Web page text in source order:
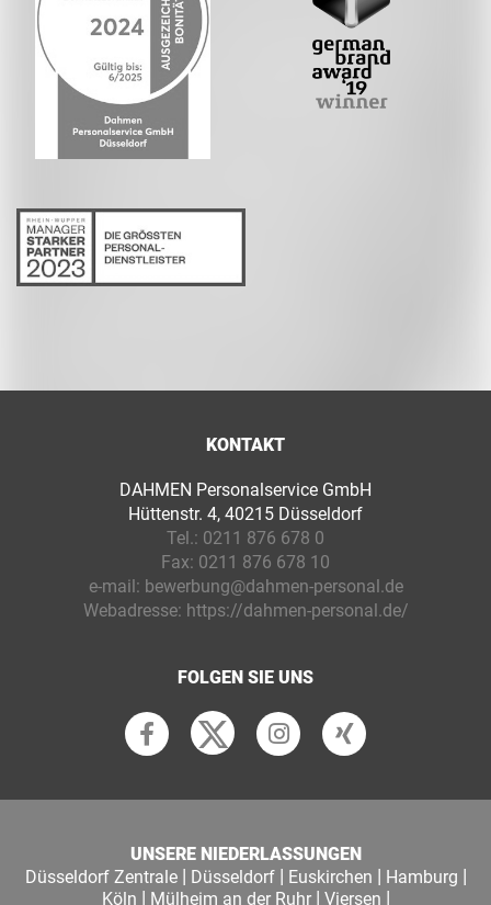
KONTAKT
DAHMEN Personalservice GmbH
Hüttenstr. 4, 40215 Düsseldorf
Tel.: 0211 876 678 0
Fax: 0211 876 678 10
e-mail: bewerbung@dahmen-personal.de
Webadresse: https://dahmen-personal.de/
FOLGEN SIE UNS
UNSERE NIEDERLASSUNGEN
Düsseldorf Zentrale| Düsseldorf| Euskirchen | Hamburg |
Köln | Mülheim an der Ruhr| Viersen |